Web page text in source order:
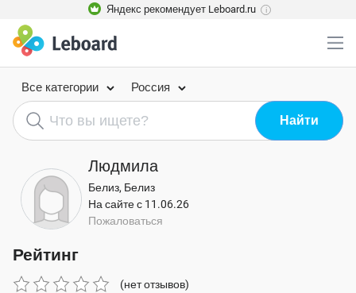
Яндекс рекомендует Leboard.ru i
Все категории Россия
Людмила
Белиз, Белиз
На сайте с 11.06.26
Пожаловаться
Рейтинг
(нет отзывов)